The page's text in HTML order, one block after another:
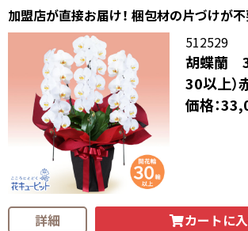
加盟店が直接お届け！ 梱包材の片づけが
512529
胡蝶蘭 3
30以上）
価格：
詳細 カートに